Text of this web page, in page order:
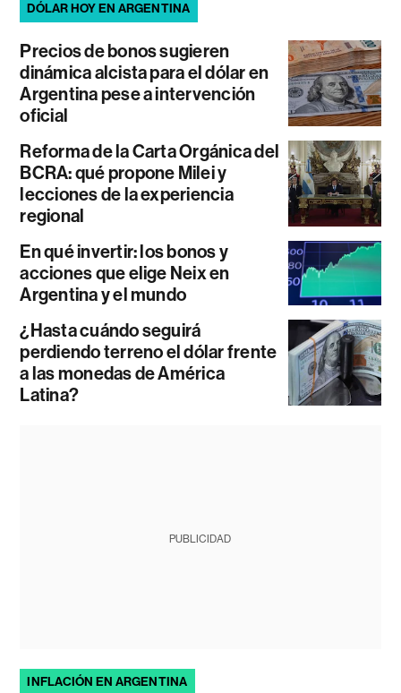
DÓLAR HOY EN ARGENTINA
Precios de bonos sugieren
dinámica alcista para el dólar en
Argentina pese a intervención
oficial
Reforma de la Carta Orgánica del
BCRA: qué propone Milei y
lecciones de la experiencia
regional
En qué invertir: los bonos y
acciones que elige Neix en
Argentina y el mundo
¿Hasta cuándo seguirá
perdiendo terreno el dólar frente
a las monedas de América
Latina?
PUBLICIDAD
INFLACIÓN EN ARGENTINA